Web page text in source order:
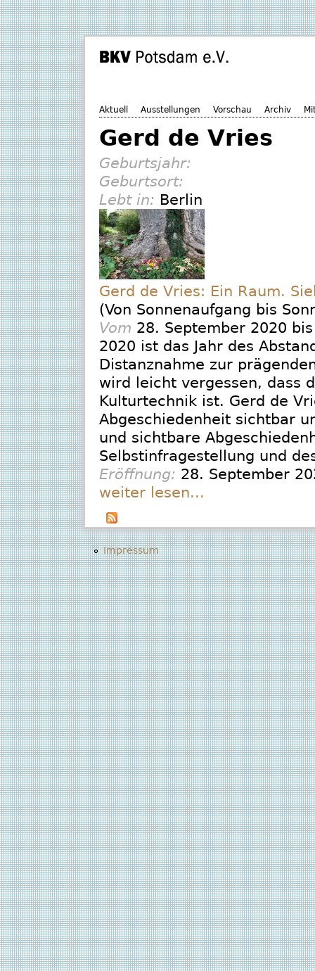
Aktuell Ausstellungen Vorschau Archiv
Gerd de Vries
Geburtsjahr:
Geburtsort:
Lebt in: Berlin
Gerd de Vries: Ein Raum.
(Von Sonnenaufgang bis
Vom 28. September 2020
2020 ist das Jahr des
Distanznahme zur
wird leicht vergessen, dass
Kulturtechnik ist. Gerd de
Abgeschiedenheit sichtbar
und sichtbare
Selbstinfragestellung und
Eröffnung: 28. September
weiter lesen...
Impressum